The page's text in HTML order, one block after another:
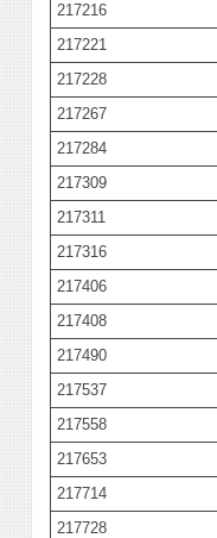
217216
217221
217228
217267
217284
217309
217311
217316
217406
217408
217490
217537
217558
217653
217714
217728